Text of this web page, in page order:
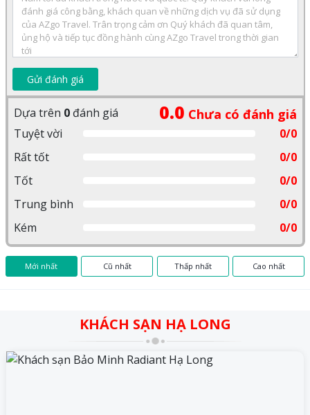
Gửi đánh giá
Dựa trên 0đánh giá 0.0 Chưa có đánh giá
Tuyệt vời
0/0
Rất tốt
0/0
Tốt
0/0
Trung bình
0/0
Kém
0/0
Mới nhất Cũ nhất Thấp nhất Cao nhất
KHÁCH SẠN HẠ LONG